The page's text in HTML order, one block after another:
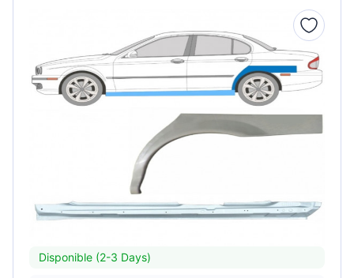
Disponible (2-3 Days)